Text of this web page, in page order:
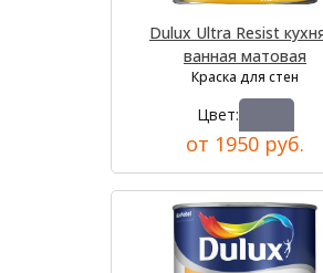
Dulux Ultra Resist
ванная матовая
Краска для стен
Цвет:
от 1950 руб.